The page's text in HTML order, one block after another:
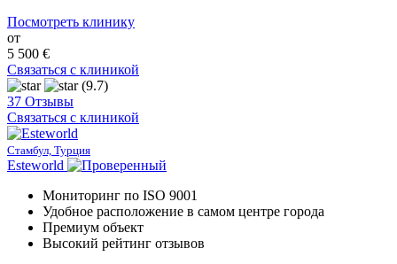
Посмотреть клинику
от
5 500 €
Связаться с клиникой
(9.7)
37 Отзывы
Связаться с клиникой
Стамбул, Турция
Esteworld
Мониторинг по ISO 9001
Удобное расположение в самом центре города
Премиум объект
Высокий рейтинг отзывов